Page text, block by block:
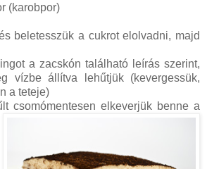
(karobpor)
beletesszük a cukrot elolvadni, majd
a zacskón található leírás szerint,
vízbe állítva lehűtjük (kevergessük,
a teteje)
csomómentesen elkeverjük benne a